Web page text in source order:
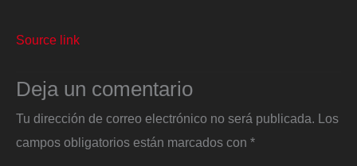
Source link
Deja un comentario
Tu dirección de correo electrónico no será publicada. Los
campos obligatorios están marcados con *